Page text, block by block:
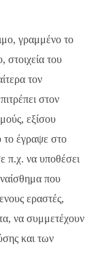
γραμμένο το
στοιχεία του
τον
στον
εξίσου
το έγραψε στο
π.χ. να υποθέσει
που
εραστές,
να συμμετέχουν
και των